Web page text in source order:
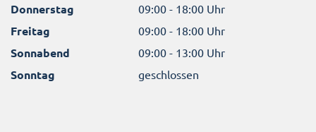
Donnerstag 09:00 - 18:00 Uhr
Freitag 09:00 - 18:00 Uhr
Sonnabend 09:00 - 13:00 Uhr
Sonntag geschlossen